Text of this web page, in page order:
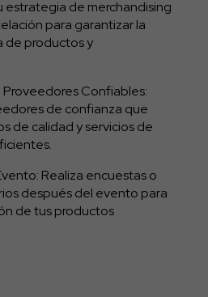
estrategia de merchandising
para garantizar la
de productos y
Confiables:
de confianza que
de calidad y servicios de
Realiza encuestas o
después del evento para
de tus productos